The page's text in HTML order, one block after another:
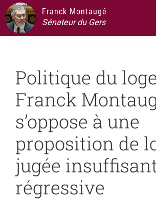
Passer
au
contenu
Passer
la
principale
Passer
au
pied
Franck Montaugé
Sénateur du Gers
Politique du
Franck
s’oppose à une
proposition de
jugée
régressive